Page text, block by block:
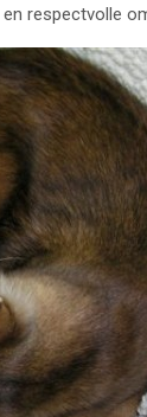
respectvolle